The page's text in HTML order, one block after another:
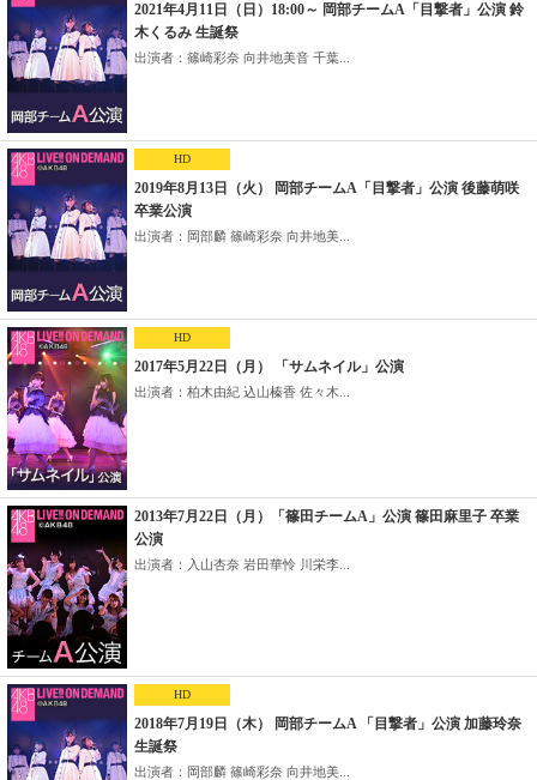
2021年4月11日（日）18:00～ 岡部チームA「目撃者」公演 鈴
木くるみ 生誕祭
出演者：篠崎彩奈 向井地美音 千葉...
HD
2019年8月13日（火） 岡部チームA「目撃者」公演 後藤萌咲
卒業公演
出演者：岡部麟 篠崎彩奈 向井地美...
HD
2017年5月22日（月） 「サムネイル」公演
出演者：柏木由紀 込山榛香 佐々木...
2013年7月22日（月）「篠田チームA」公演 篠田麻里子 卒業
公演
出演者：入山杏奈 岩田華怜 川栄李...
HD
2018年7月19日（木） 岡部チームA 「目撃者」公演 加藤玲奈
生誕祭
出演者：岡部麟 篠崎彩奈 向井地美...